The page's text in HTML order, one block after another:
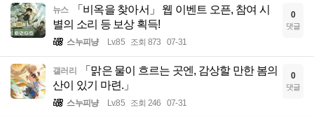
뉴스
「비옥을 찾아서」 웹 이벤트 오픈, 참여 시
별의 소리 등 보상 획득!
스누피냥 Lv.85 조회 873 07-31
0
댓글
갤러리
「맑은 물이 흐르는 곳엔, 감상할 만한 봄의
산이 있기 마련.」
스누피냥 Lv.85 조회 246 07-31
0
댓글